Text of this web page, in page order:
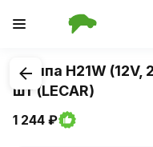
1/2
Лампа H21W (12V,
шт (LECAR)
1 244 ₽